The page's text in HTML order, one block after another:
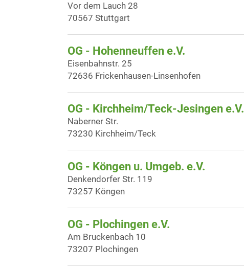
Vor dem Lauch 28
70567 Stuttgart
OG - Hohenneuffen e.V.
Eisenbahnstr. 25
72636 Frickenhausen-Linsenhofen
OG - Kirchheim/Teck-Jesingen e.V.
Naberner Str.
73230 Kirchheim/Teck
OG - Köngen u. Umgeb. e.V.
Denkendorfer Str. 119
73257 Köngen
OG - Plochingen e.V.
Am Bruckenbach 10
73207 Plochingen